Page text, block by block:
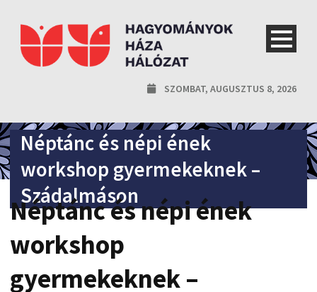
SZOMBAT, AUGUSZTUS 8, 2026
Néptánc és népi ének
workshop gyermekeknek –
Szádalmáson
Néptánc és népi ének
workshop
gyermekeknek –